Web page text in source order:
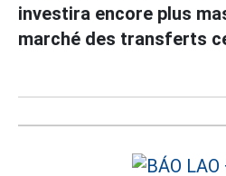
investira encore plus
marché des transferts